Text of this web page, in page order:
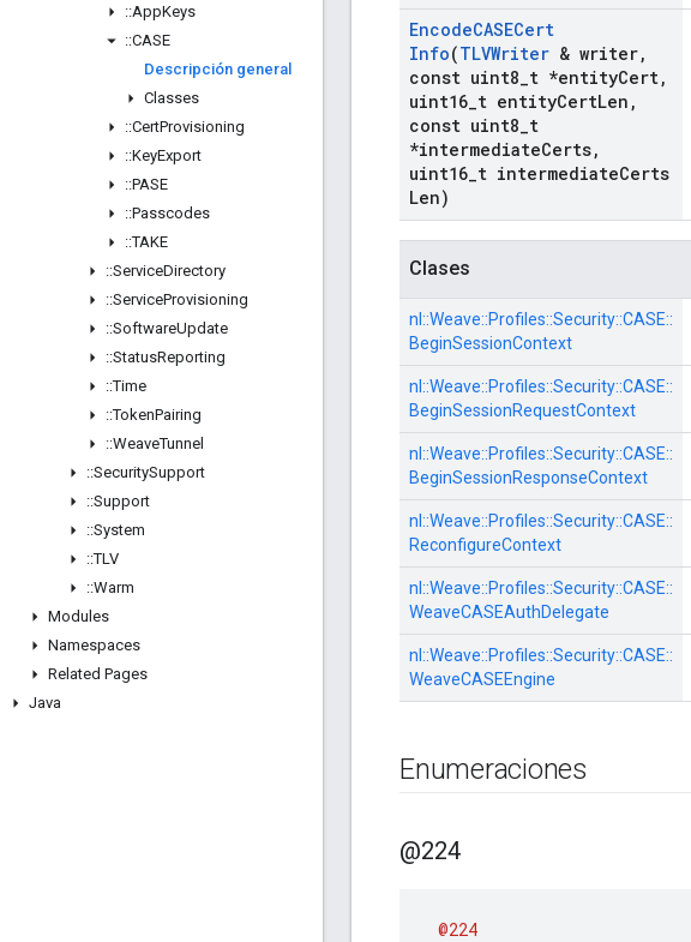
::AppKeys
::CASE
Descripción general
Classes
::CertProvisioning
::KeyExport
::PASE
::Passcodes
::TAKE
::ServiceDirectory
::ServiceProvisioning
::SoftwareUpdate
::StatusReporting
::Time
::TokenPairing
::WeaveTunnel
::SecuritySupport
::Support
::System
::TLV
::Warm
Modules
Namespaces
Related Pages
Java
EncodeCASECert
Info(TLVWriter & writer,
const uint8 t *entityCert,
uint16 t entityCertLen ,
const uint8 t
*intermediateCerts,
uint16 t intermediateCerts
Len)
Clases
nl::Weave::Profiles::Security::CASE::
BeginSessionContext
nl::Weave::Profiles::Security::CASE::
BeginSessionRequestContext
nl::Weave::Profiles::Security::CASE::
BeginSessionResponseContext
nl::Weave::Profiles::Security::CASE::
ReconfigureContext
nl::Weave::Profiles::Security::CASE::
WeaveCASEAuthDelegate
nl::Weave::Profiles::Security::CASE::
WeaveCASEEngine
Enumeraciones
@224
@224